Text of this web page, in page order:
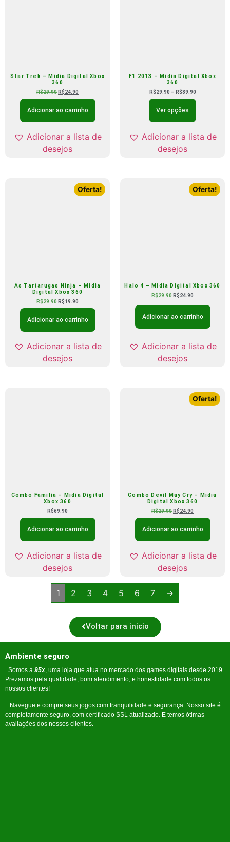
Star Trek – Midia Digital Xbox
360
R$29.90 R$24.90
Adicionar ao carrinho
Adicionar a lista de
desejos
F1 2013 – Midia Digital Xbox
360
R$29.90 – R$89.90
Ver opções
Adicionar a lista de
desejos
Oferta!
As Tartarugas Ninja – Midia
Digital Xbox 360
R$29.90 R$19.90
Adicionar ao carrinho
Adicionar a lista de
desejos
Oferta!
Halo 4 – Midia Digital Xbox 360
R$29.90 R$24.90
Adicionar ao carrinho
Adicionar a lista de
desejos
Combo Familia – Midia Digital
Xbox 360
R$69.90
Adicionar ao carrinho
Adicionar a lista de
desejos
Oferta!
Combo Devil May Cry – Midia
Digital Xbox 360
R$29.90 R$24.90
Adicionar ao carrinho
Adicionar a lista de
desejos
1 2 3 4 5 6 7 →
Voltar para inicio
Ambiente seguro
Somos a 95x, uma loja que atua no mercado dos games digitais desde 2019.
Prezamos pela qualidade, bom atendimento, e honestidade com todos os
nossos clientes!
Navegue e compre seus jogos com tranquilidade e segurança. Nosso site é
completamente seguro, com certificado SSL atualizado. E temos ótimas
avaliações dos nossos clientes.